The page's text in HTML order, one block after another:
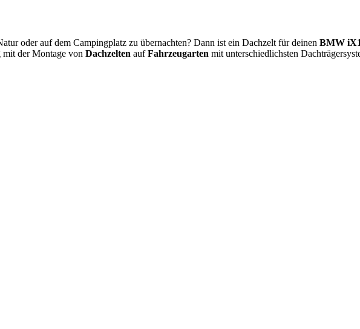
oder auf dem Campingplatz zu übernachten? Dann ist ein Dachzelt für deinen BMW iX1
mit der Montage von Dachzelten aufFahrzeugarten mit unterschiedlichsten